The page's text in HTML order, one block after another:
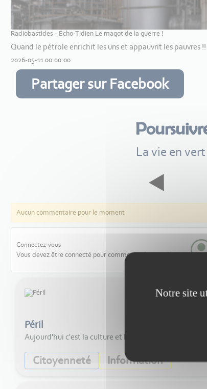
Radiobastides - Écho-Tidien Le magot de la guerre !
Quand le pétrole enrichit les uns et appauvrit les pauvres !!
2026-05-11 00:00:00
Partager sur Facebook
La vie en
Aucun commentaire pour le moment
Connectez-vous
Vous devez être connecté pour commenter les articles
Péril
Aujourd'hui c'est la culture et les associations qui
Citoyenneté Information
Notre site